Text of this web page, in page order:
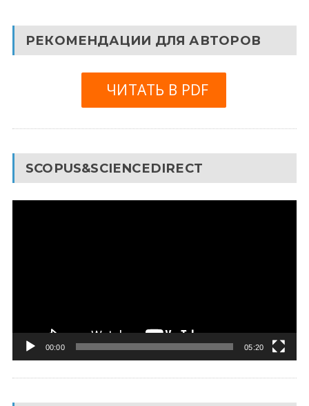
РЕКОМЕНДАЦИИ ДЛЯ АВТОРОВ
ЧИТАТЬ В PDF
SCOPUS&SCIENCEDIRECT
00:00 05:20